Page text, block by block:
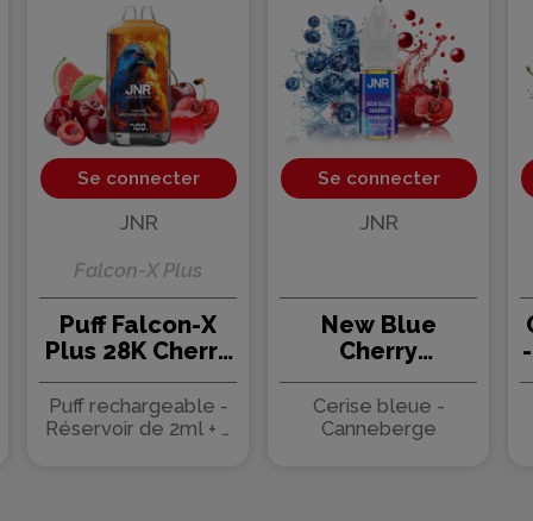
Se connecter
JNR
Falcon-X Plus
Puff Falcon-X
Plus 28K Cherry
Watermelon
Freeze 950mAh
22ml - JNR
Puff rechargeable -
Réservoir de 2ml + 2
Se connecter
JNR
New Blue
Cherry
Cranberry 10ml
- JNR (10 pièces)
Cerise bleue -
Canneberge